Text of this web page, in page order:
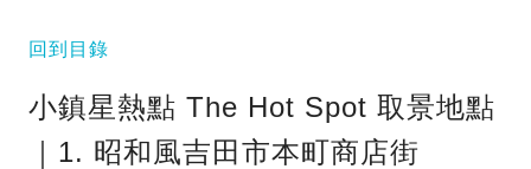
回到目錄
小鎮星熱點 The Hot Spot 取景地點
｜1. 昭和風吉田市本町商店街